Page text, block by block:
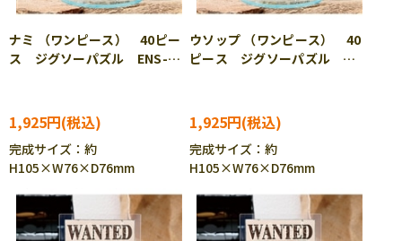
ナミ （ワンピース） 40ピー
ス ジグソーパズル ENS-
1,925円
完成サイズ：約
H105×W76×D76mm
ウソップ （ワンピース） 40
ピース ジグソーパズル
1,925円
完成サイズ：約
H105×W76×D76mm